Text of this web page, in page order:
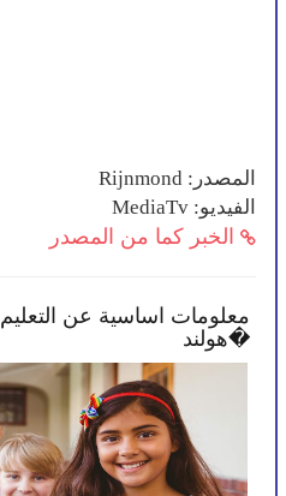
المصدر: Rijnmond
الفيديو: MediaTv
الخبر كما من المصدر
بأن تصبح أكثر انخراطًا في